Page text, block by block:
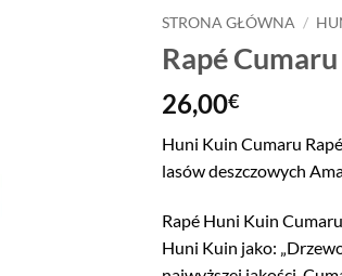
STRONA GŁÓWNA /
Rapé Cumaru
26,00€
Huni Kuin Cumaru
lasów deszczowych
Rapé Huni Kuin
Huni Kuin jako: